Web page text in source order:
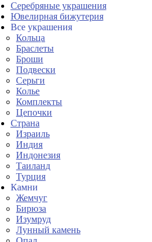
Серебряные украшения
Ювелирная бижутерия
Все украшения
Кольца
Браслеты
Броши
Подвески
Серьги
Колье
Комплекты
Цепочки
Страна
Израиль
Индия
Индонезия
Таиланд
Турция
Камни
Жемчуг
Бирюза
Изумруд
Лунный камень